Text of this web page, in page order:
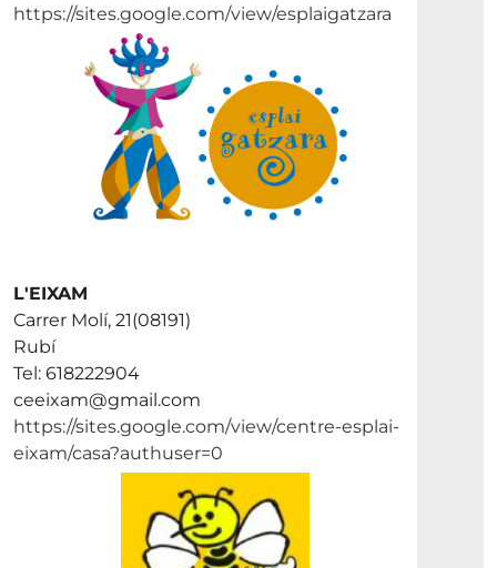
https://sites.google.com/view/esplaigatzara
L'EIXAM
Carrer Molí, 21(08191)
Rubí
Tel: 618222904
ceeixam@gmail.com
https://sites.google.com/view/centre-esplai-
eixam/casa?authuser=0